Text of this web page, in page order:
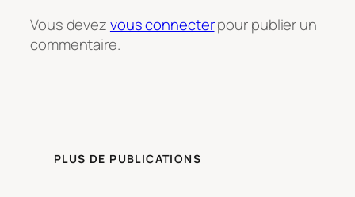
Vous devezvous connecterpour publier un
commentaire.
PLUS DE PUBLICATIONS